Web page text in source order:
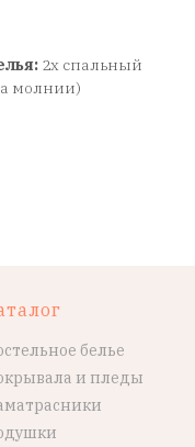
2х спальный
молнии)
белье
и пледы